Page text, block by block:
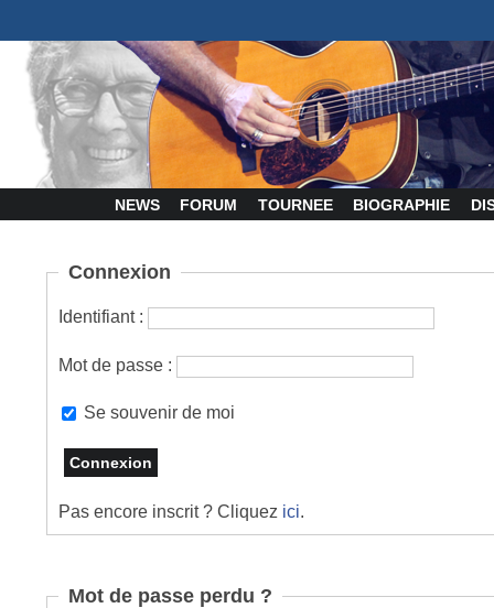
NEWS FORUM TOURNEE BIOGRAPHIE
Connexion
Identifiant :
Mot de passe :
Se souvenir de moi
Pas encore inscrit ? Cliquez ici.
Mot de passe perdu ?